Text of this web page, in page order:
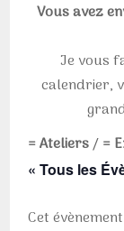
Vous avez
Je vous
calendrier,
= Ateliers/=
« Tous les
Cet